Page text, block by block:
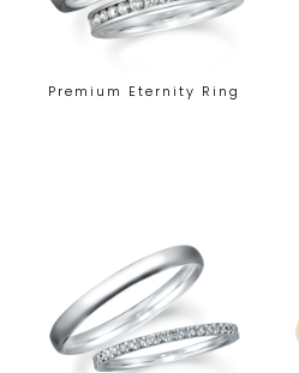
Premium Eternity Ring